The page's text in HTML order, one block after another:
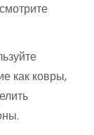
как ковры,